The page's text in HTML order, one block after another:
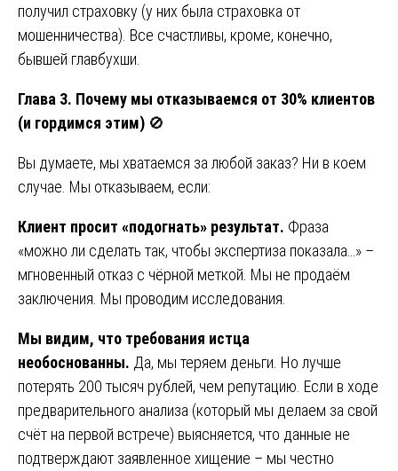
получил страховку (у них была страховка от
мошенничества). Все счастливы, кроме, конечно,
бывшей главбухши.
Глава 3. Почему мы отказываемся от 30% клиентов
(и гордимся этим) 🚫
Вы думаете, мы хватаемся за любой заказ? Ни в коем
случае. Мы отказываем, если:
Клиент просит «подогнать» результат. Фраза
«можно ли сделать так, чтобы экспертиза показала…» –
мгновенный отказ с чёрной меткой. Мы не продаём
заключения. Мы проводим исследования.
Мы видим, что требования истца
необоснованны. Да, мы теряем деньги. Но лучше
потерять 200 тысяч рублей, чем репутацию. Если в ходе
предварительного анализа (который мы делаем за свой
счёт на первой встрече) выясняется, что данные не
подтверждают заявленное хищение – мы честно